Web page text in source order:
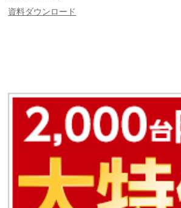
資料ダウンロード